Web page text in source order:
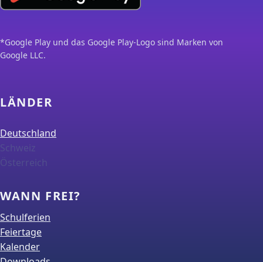
*Google Play und das Google Play-Logo sind Marken von
Google LLC.
LÄNDER
Deutschland
Schweiz
Österreich
WANN FREI?
Schulferien
Feiertage
Kalender